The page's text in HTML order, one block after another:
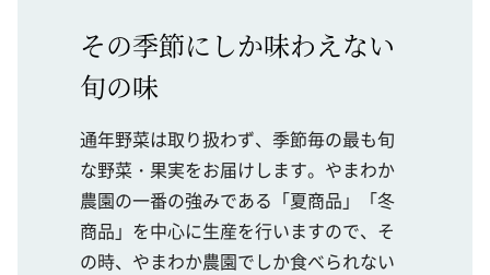
その季節にしか味わえない
旬の味
通年野菜は取り扱わず、季節毎の最も旬
な野菜・果実をお届けします。やまわか
農園の一番の強みである「夏商品」「冬
商品」を中心に生産を行いますので、そ
の時、やまわか農園でしか食べられない